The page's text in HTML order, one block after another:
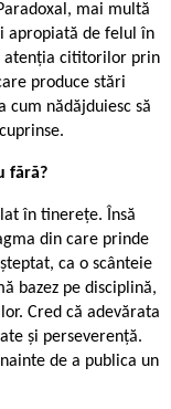
mai multă
apropiată de felul în
atenția cititorilor prin
produce stări
cum nădăjduiesc să
fără?
în tinerețe. Însă
din care prinde
ca o scânteie
bazez pe disciplină,
Cred că adevărata
și perseverență.
de a publica un